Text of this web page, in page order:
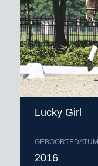
Lucky Girl
GEBOORTEDATUM
2016